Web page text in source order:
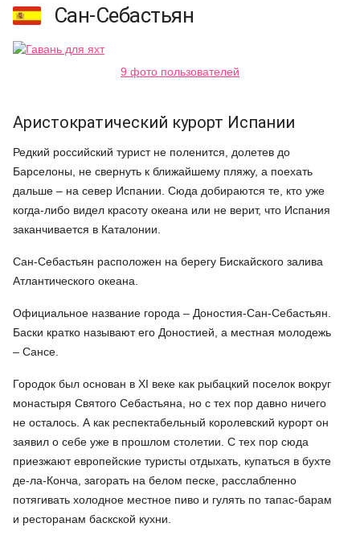
Сан-Себастьян
9 фото пользователей
Аристократический курорт Испании
Редкий российский турист не поленится, долетев до
Барселоны, не свернуть к ближайшему пляжу, а поехать
дальше – на север Испании. Сюда добираются те, кто уже
когда-либо видел красоту океана или не верит, что Испания
заканчивается в Каталонии.
Сан-Себастьян расположен на берегу Бискайского залива
Атлантического океана.
Официальное название города – Доностия-Сан-Себастьян.
Баски кратко называют его Доностией, а местная молодежь
– Сансе.
Городок был основан в XI веке как рыбацкий поселок вокруг
монастыря Святого Себастьяна, но с тех пор давно ничего
не осталось. А как респектабельный королевский курорт он
заявил о себе уже в прошлом столетии. С тех пор сюда
приезжают европейские туристы отдыхать, купаться в бухте
де-ла-Конча, загорать на белом песке, расслабленно
потягивать холодное местное пиво и гулять по тапас-барам
и ресторанам баскской кухни.